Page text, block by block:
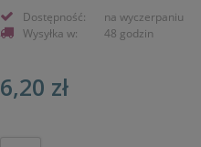
Dostępność:
na wyczerpaniu
Wysyłka w:
48 godzin
6,20 zł